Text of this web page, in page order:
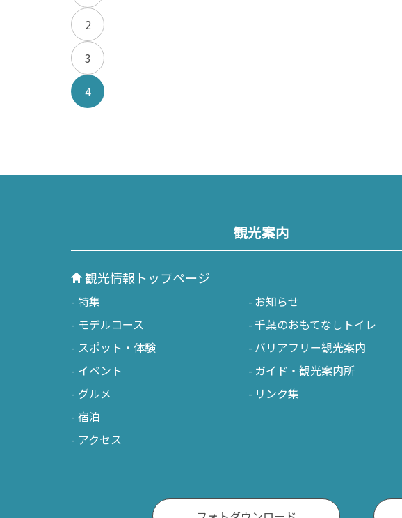
2
3
4
観光案内
観光情報トップページ
特集
モデルコース
スポット・体験
イベント
グルメ
宿泊
アクセス
お知らせ
千葉のおもてなしトイレ
バリアフリー観光案内
ガイド・観光案内所
リンク集